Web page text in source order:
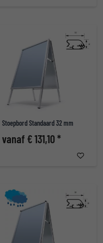
Stoepbord Standaard 32 mm
vanaf € 131,10 *